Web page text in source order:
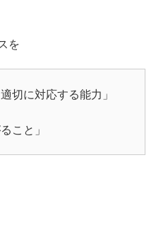
を
切に対応する能力」
こと」